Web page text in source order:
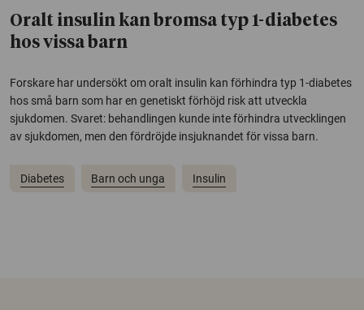
Oralt insulin kan bromsa typ 1-diabetes
hos vissa barn
Forskare har undersökt om oralt insulin kan förhindra typ 1-diabetes
hos små barn som har en genetiskt förhöjd risk att utveckla
sjukdomen. Svaret: behandlingen kunde inte förhindra utvecklingen
av sjukdomen, men den fördröjde insjuknandet för vissa barn.
Diabetes Barn och unga Insulin